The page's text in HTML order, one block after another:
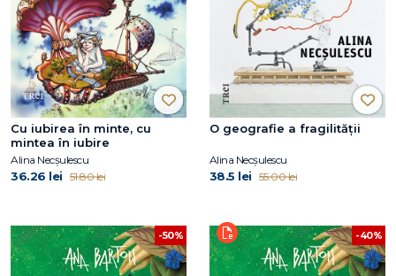
Cu iubirea în minte, cu
mintea în iubire
Alina Necșulescu
36.26 lei 51.80 lei
O geografie a fragilității
Alina Necșulescu
38.5 lei 55.00 lei
-50% -40%